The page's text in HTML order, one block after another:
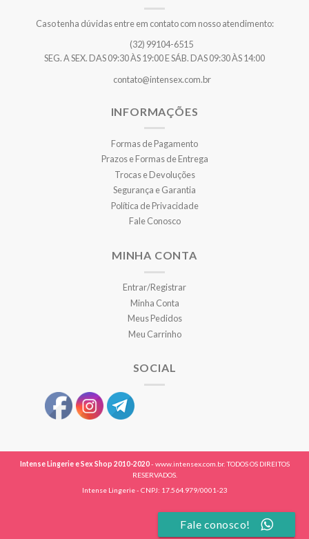
Caso tenha dúvidas entre em contato com nosso atendimento:
(32) 99104-6515
SEG. A SEX. DAS 09:30 ÀS 19:00 E SÁB. DAS 09:30 ÀS 14:00
contato@intensex.com.br
INFORMAÇÕES
Formas de Pagamento
Prazos e Formas de Entrega
Trocas e Devoluções
Segurança e Garantia
Política de Privacidade
Fale Conosco
MINHA CONTA
Entrar/Registrar
Minha Conta
Meus Pedidos
Meu Carrinho
SOCIAL
Intense Lingerie e Sex Shop 2010-2020- www.intensex.com.br. TODOS OS DIREITOS
RESERVADOS.
Intense Lingerie - CNPJ: 17.564.979/0001-23
Fale conosco!